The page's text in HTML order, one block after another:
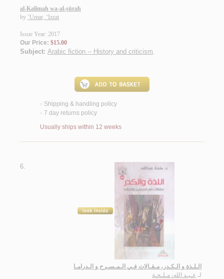
al-Kalimah wa-al-ṣūrah
by ‘Umar, ‘Izzat
Issue Year: 2017
Our Price: $15.00
Subject: Arabic fiction -- History and criticism.
< Shipping & handling policy
< 7 day returns policy
Usually ships within 12 weeks
6.
الـلـذة و الـكـدر، مـقـالات فـي الـمـسـرح و الـدرامـا
لـ عـبـد الله، مـلـحـة